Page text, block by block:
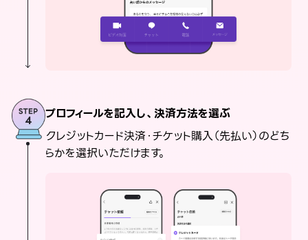
プロフィールを記入し、決済方法を選ぶ
クレジットカード決済・チケット購入（先払い）のどち
らかを選択いただけます。